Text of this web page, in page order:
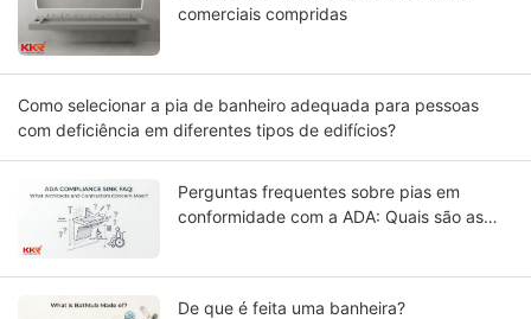
comerciais compridas
Como selecionar a pia de banheiro adequada para pessoas
com deficiência em diferentes tipos de edifícios?
Perguntas frequentes sobre pias em
conformidade com a ADA: Quais são as
De que é feita uma banheira?